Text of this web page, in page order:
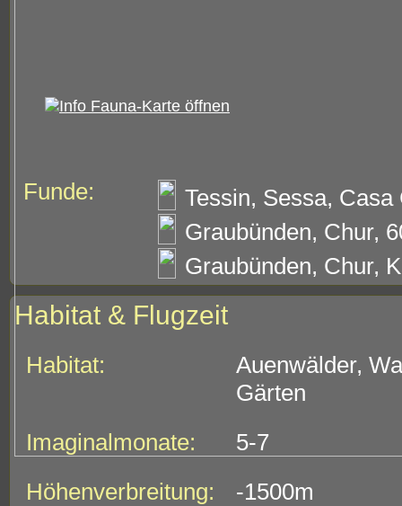
Funde:
Tessin, Sessa,
Graubünden, Chur,
Graubünden, Chur,
Habitat & Flugzeit
Habitat:
Auenwälder,
Gärten
Imaginalmonate:
5-7
Höhenverbreitung:
-1500m